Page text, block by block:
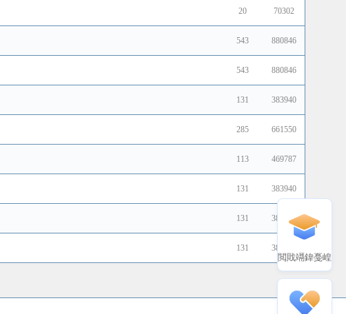
20 70302
543 880846
543 880846
131 383940
285 661550
113 469787
131 383940
131 383940
131 383940
閲戝竵鍏戞崲